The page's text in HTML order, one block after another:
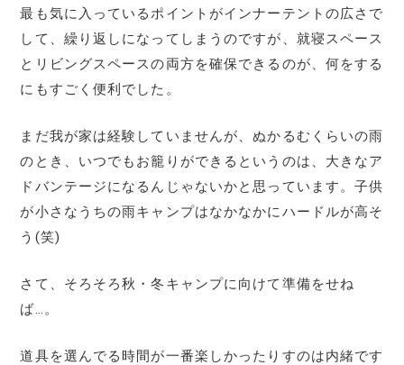
最も気に入っているポイントがインナーテントの広さで
して、繰り返しになってしまうのですが、就寝スペース
とリビングスペースの両方を確保できるのが、何をする
にもすごく便利でした。
まだ我が家は経験していませんが、ぬかるむくらいの雨
のとき、いつでもお籠りができるというのは、大きなア
ドバンテージになるんじゃないかと思っています。子供
が小さなうちの雨キャンプはなかなかにハードルが高そ
う(笑)
さて、そろそろ秋・冬キャンプに向けて準備をせね
ば…。
道具を選んでる時間が一番楽しかったりすのは内緒です